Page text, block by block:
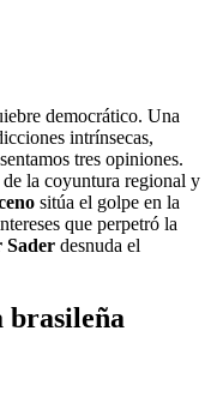
democrático. Una
intrínsecas,
tres opiniones.
la coyuntura regional y
sitúa el golpe en la
que perpetró la
Sader desnuda el
brasileña